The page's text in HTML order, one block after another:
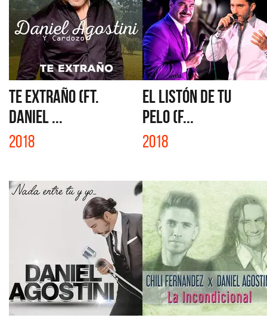
TE EXTRAÑO (FT.
DANIEL ...
2018
EL LISTÓN DE TU
PELO (F...
2018